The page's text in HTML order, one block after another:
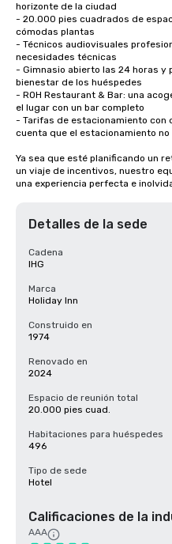
horizonte de la ciudad
- 20.000 pies cuadrados de
cómodas plantas
- Técnicos audiovisuales
necesidades técnicas
- Gimnasio abierto las 24 horas y
bienestar de los huéspedes
- ROH Restaurant & Bar: una
el lugar con un bar completo
- Tarifas de estacionamiento con
cuenta que el estacionamiento
Ya sea que esté planificando un
un viaje de incentivos, nuestro
una experiencia perfecta e
Detalles de la sede
Cadena
IHG
Marca
Holiday Inn
Construido en
1974
Renovado en
2024
Espacio de reunión total
20.000 pies cuad.
Habitaciones para huéspedes
496
Tipo de sede
Hotel
Calificaciones de la
AAA